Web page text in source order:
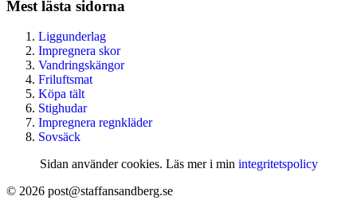
Mest lästa sidorna
Liggunderlag
Impregnera skor
Vandringskängor
Friluftsmat
Köpa tält
Stighudar
Impregnera regnkläder
Sovsäck
Sidan använder cookies. Läs mer i min integritetspolicy
© 2026 post@staffansandberg.se